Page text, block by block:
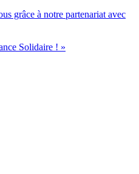
grâce à notre partenariat avec
Solidaire ! »